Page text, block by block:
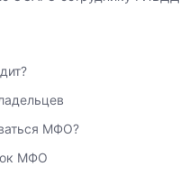
МФО?
МФО